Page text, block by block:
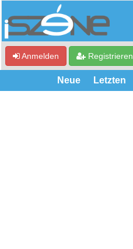
Anmelden Registrieren
Neue Letzten